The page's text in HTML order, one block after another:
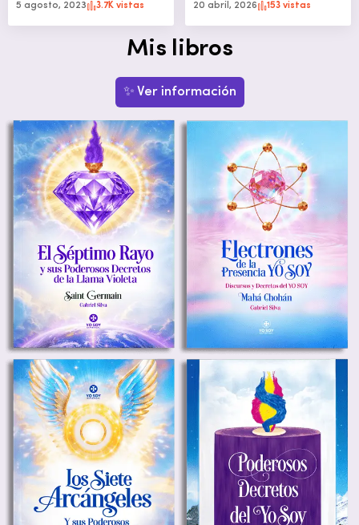
5 agosto, 2023 3.7K vistas 20 abril, 2026 153 vistas
Mis libros
✨ Ver información